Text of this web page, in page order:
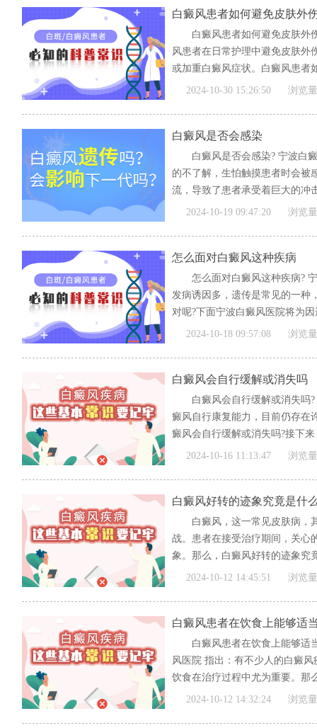
白癜风患者如何避免皮肤外
白癜风患者如何避免皮肤外
风患者在日常护理中避免皮肤外
或加重白癜风症状。白癜风患者
[全文]
2024-10-30 15:26:50 浏览
白癜风是否会感染
白癜风是否会感染? 宁波白
的不了解，生怕触摸患者时会被
流，导致了患者承受着巨大的冲
医...[全文]
2024-10-19 09:47:20 浏览
怎么面对白癜风这种疾病
怎么面对白癜风这种疾病?
发病诱因多，遗传是常见的一种
对呢?下面宁波白癜风医院将为
[全文]
2024-10-18 09:57:08 浏览
白癜风会自行缓解或消失吗
白癜风会自行缓解或消失吗
癜风自行康复能力，目前仍存在
癜风会自行缓解或消失吗?接下
[全文]
2024-10-16 11:13:47 浏览
白癜风好转的迹象究竟是什
白癜风，这一常见皮肤病，
战。患者在接受治疗期间，关心
象。那么，白癜风好转的迹象究
波...[全文]
2024-10-12 14:45:51 浏览
白癜风患者在饮食上能够适
白癜风患者在饮食上能够适
风医院 指出：有不少人的白癜
饮食在治疗过程中尤为重要。那
[全文]
2024-10-12 14:32:24 浏览